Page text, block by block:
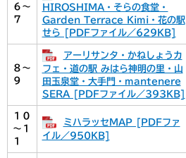
６～
７
HIROSHIMA・そらの食堂・
Garden Terrace Kimi・花の駅
せら [PDFファイル／629KB]
８～
９
アーリサンタ・かねしょうカ
フェ・道の駅 みはら神明の里・山
田玉泉堂・大手門・mantenere
SERA [PDFファイル／393KB]
１０
～１
１
ミハラッセMAP [PDFファ
イル／950KB]